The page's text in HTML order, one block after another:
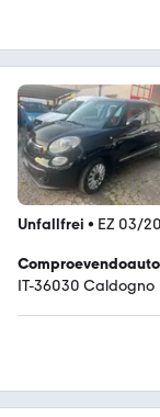
Unfallfrei • EZ 03/
Comproevendoauto
IT-36030 Caldogno